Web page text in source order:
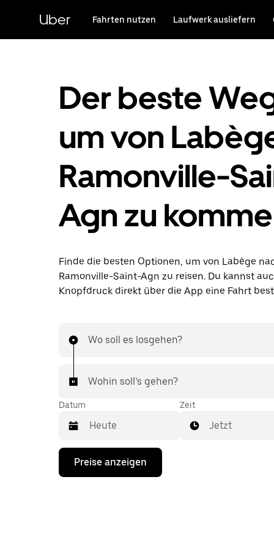
HauptinhaltUber Fahrten nutzen Laufwerk ausliefern
Der beste
um von
Ramonville-
Agn zu
Finde die besten Optionen, um von Labège
Ramonville-Saint-Agn zu reisen. Du kannst
Knopfdruck direkt über die App eine Fahrt
Wo soll es losgehen?
Wohin soll’s gehen?
Datum
Drücke
Nach-
Zeit
Jetzt
Preise anzeigen